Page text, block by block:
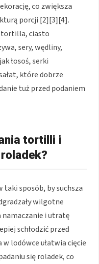
co zwiększa
porcji [2][3][4].
tortilla, ciasto
sery, wędliny,
łosoś, serki
które dobrze
tuż przed podaniem
tortilli i
taki sposób, by suchsza
wilgotne
namaczanie i utratę
schłodzić przed
lodówce ułatwia cięcie
się roladek, co